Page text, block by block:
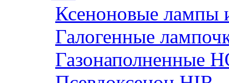
Ксеноновые лампы
Галогенные
Газонаполненные